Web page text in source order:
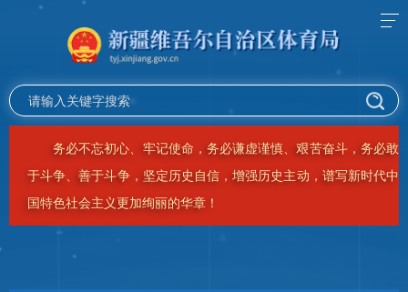
务必不忘初心、牢记使命，务必谦虚谨慎、艰苦奋斗，务必敢
于斗争、善于斗争，坚定历史自信，增强历史主动，谱写新时代中
国特色社会主义更加绚丽的华章！